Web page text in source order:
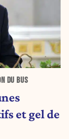
DU BUS
et gel de